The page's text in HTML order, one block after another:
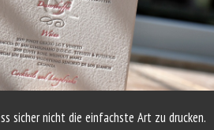
sicher nicht die einfachste Art zu drucken.